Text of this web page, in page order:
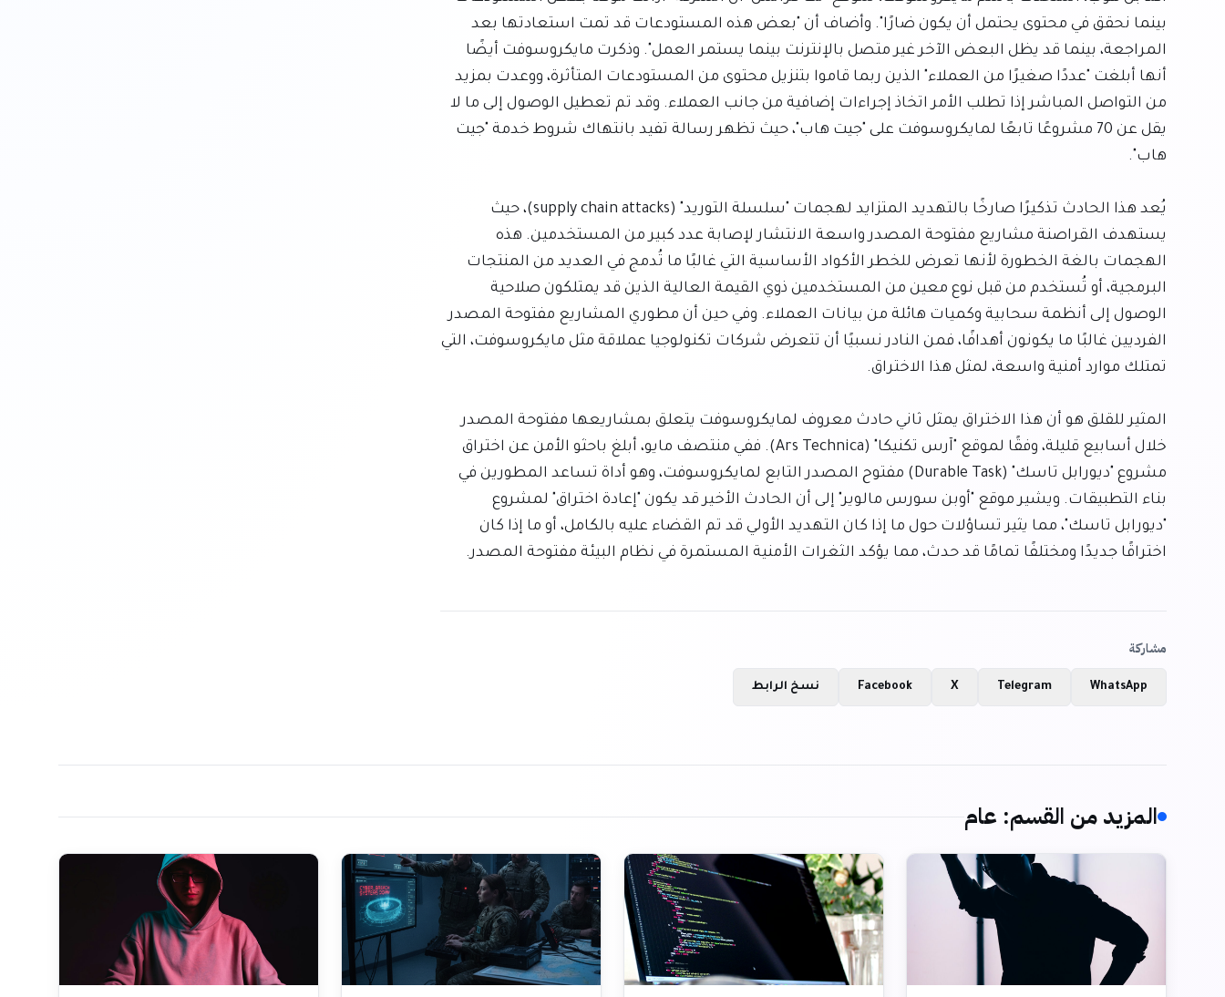
الوصول إلى أنظمة سحابية وكميات هائلة من بيانات العملاء. وفي حين أن مطوري المشاريع مفتوحة المصدر
المثير للقلق هو أن هذا الاختراق يمثل ثاني حادث معروف لمايكروسوفت يتعلق بمشاريعها مفتوحة المصدر
اختراقًا جديدًا ومختلفًا تمامًا قد حدث، مما يؤكد الثغرات الأمنية المستمرة في نظام البيئة مفتوحة المصدر.
مشاركة
WhatsApp
Telegram
X
Facebook نسخ الرابط
المزيد من القسم: عام